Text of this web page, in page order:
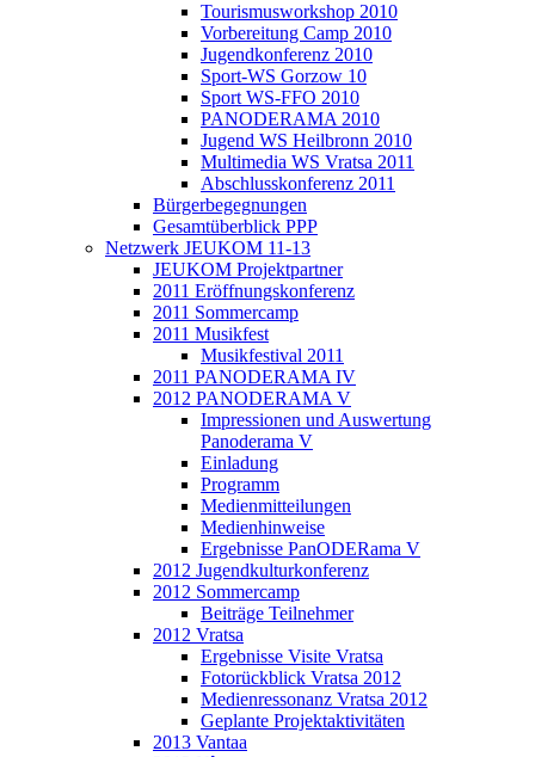
Tourismusworkshop 2010
Vorbereitung Camp 2010
Jugendkonferenz 2010
Sport-WS Gorzow 10
Sport WS-FFO 2010
PANODERAMA 2010
Jugend WS Heilbronn 2010
Multimedia WS Vratsa 2011
Abschlusskonferenz 2011
Bürgerbegegnungen
Gesamtüberblick PPP
Netzwerk JEUKOM 11-13
JEUKOM Projektpartner
2011 Eröffnungskonferenz
2011 Sommercamp
2011 Musikfest
Musikfestival 2011
2011 PANODERAMA IV
2012 PANODERAMA V
Impressionen und Auswertung
Panoderama V
Einladung
Programm
Medienmitteilungen
Medienhinweise
Ergebnisse PanODERama V
2012 Jugendkulturkonferenz
2012 Sommercamp
Beiträge Teilnehmer
2012 Vratsa
Ergebnisse Visite Vratsa
Fotorückblick Vratsa 2012
Medienressonanz Vratsa 2012
Geplante Projektaktivitäten
2013 Vantaa